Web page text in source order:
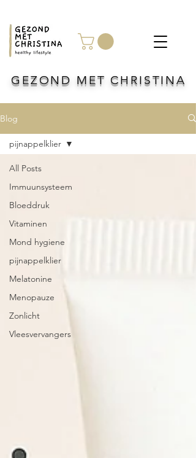
GEZOND MET CHRISTINA
Blog
All Posts
Immuunsysteem
Bloeddruk
Vitaminen
Mond hygiene
pijnappelklier
Melatonine
Menopauze
Zonlicht
Vleesvervangers
pijnappelklier